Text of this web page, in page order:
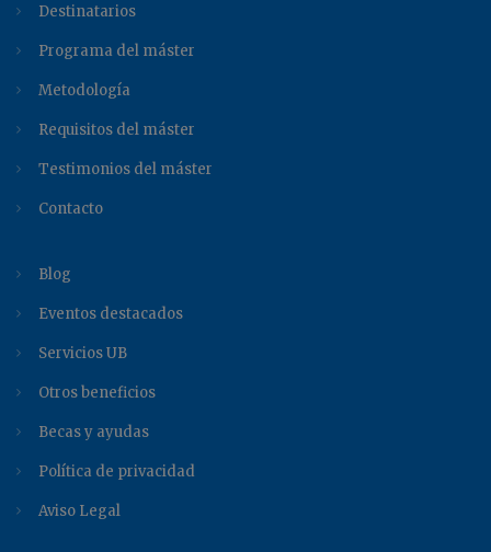
Destinatarios
Programa del máster
Metodología
Requisitos del máster
Testimonios del máster
Contacto
Blog
Eventos destacados
Servicios UB
Otros beneficios
Becas y ayudas
Política de privacidad
Aviso Legal